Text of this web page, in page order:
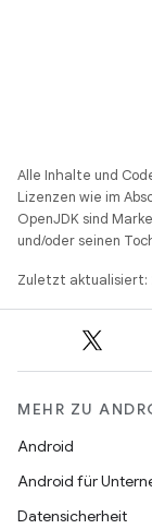
Alle Inhalte und
Lizenzen wie im
OpenJDK sind
und/oder seinen
Zuletzt aktualisiert:
MEHR ZU
Android
Android für
Datensicherheit